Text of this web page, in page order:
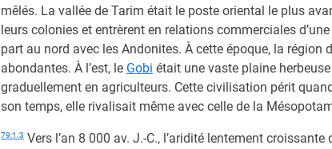
mêlés. La vallée de Tarim était le poste oriental le plus
leurs colonies et entrèrent en relations commerciales
part au nord avec les Andonites. À cette époque, la
abondantes. À l’est, le Gobi était une vaste plaine
graduellement en agriculteurs. Cette civilisation périt
son temps, elle rivalisait même avec celle de la
79:1.3 Vers l’an 8 000 av. J.-C., l’aridité lentement croissante